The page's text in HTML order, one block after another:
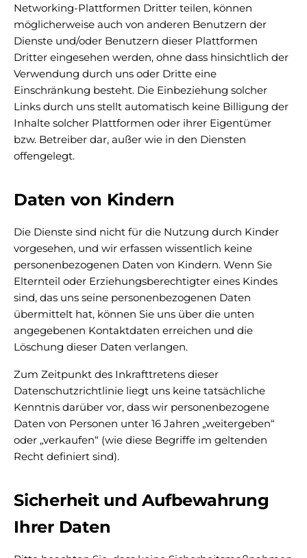
Networking-Plattformen Dritter teilen, können
möglicherweise auch von anderen Benutzern der
Dienste und/oder Benutzern dieser Plattformen
Dritter eingesehen werden, ohne dass hinsichtlich der
Verwendung durch uns oder Dritte eine
Einschränkung besteht. Die Einbeziehung solcher
Links durch uns stellt automatisch keine Billigung der
Inhalte solcher Plattformen oder ihrer Eigentümer
bzw. Betreiber dar, außer wie in den Diensten
offengelegt.
Daten von Kindern
Die Dienste sind nicht für die Nutzung durch Kinder
vorgesehen, und wir erfassen wissentlich keine
personenbezogenen Daten von Kindern. Wenn Sie
Elternteil oder Erziehungsberechtigter eines Kindes
sind, das uns seine personenbezogenen Daten
übermittelt hat, können Sie uns über die unten
angegebenen Kontaktdaten erreichen und die
Löschung dieser Daten verlangen.
Zum Zeitpunkt des Inkrafttretens dieser
Datenschutzrichtlinie liegt uns keine tatsächliche
Kenntnis darüber vor, dass wir personenbezogene
Daten von Personen unter 16 Jahren „weitergeben“
oder „verkaufen“ (wie diese Begriffe im geltenden
Recht definiert sind).
Sicherheit und Aufbewahrung
Ihrer Daten